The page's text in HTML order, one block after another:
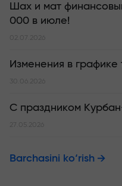
Шах и мат
000 в июле!
02.07.2026
Изменения в
30.06.2026
С праздником
27.05.2026
Barchasini ko‘rish